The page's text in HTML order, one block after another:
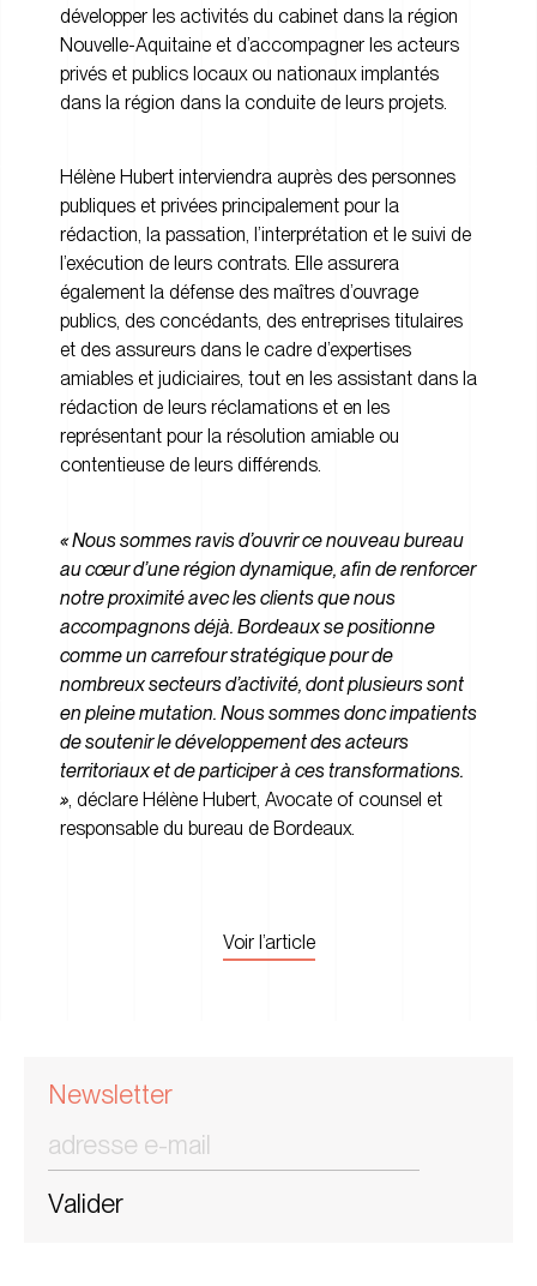
développer les activités du cabinet dans la région
Nouvelle-Aquitaine et d’accompagner les acteurs
privés et publics locaux ou nationaux implantés
dans la région dans la conduite de leurs projets.
Hélène Hubert interviendra auprès des personnes
publiques et privées principalement pour la
rédaction, la passation, l’interprétation et le suivi de
l’exécution de leurs contrats. Elle assurera
également la défense des maîtres d’ouvrage
publics, des concédants, des entreprises titulaires
et des assureurs dans le cadre d’expertises
amiables et judiciaires, tout en les assistant dans la
rédaction de leurs réclamations et en les
représentant pour la résolution amiable ou
contentieuse de leurs différends.
« Nous sommes ravis d’ouvrir ce nouveau bureau
au cœur d’une région dynamique, afin de renforcer
notre proximité avec les clients que nous
accompagnons déjà. Bordeaux se positionne
comme un carrefour stratégique pour de
nombreux secteurs d’activité, dont plusieurs sont
en pleine mutation. Nous sommes donc impatients
de soutenir le développement des acteurs
territoriaux et de participer à ces transformations.
» , déclare Hélène Hubert, Avocate of counsel et
responsable du bureau de Bordeaux.
Voir l’article
Newsletter
Valider